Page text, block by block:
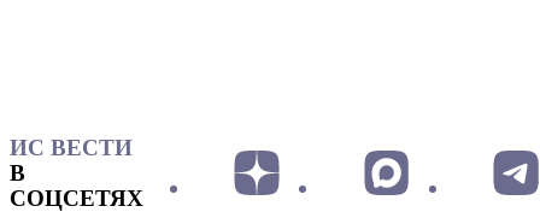
ИС ВЕСТИ
В
СОЦСЕТЯХ